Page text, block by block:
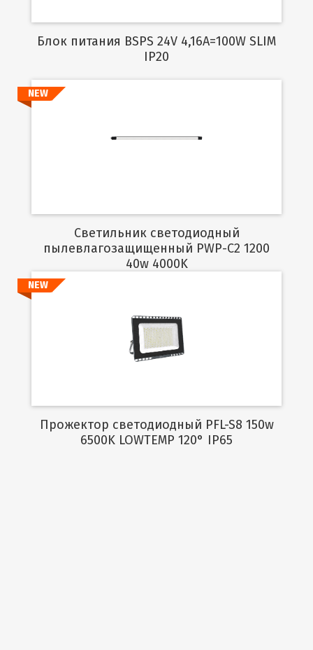
Блок питания BSPS 24V 4,16A=100W SLIM
IP20
NEW
Светильник светодиодный
пылевлагозащищенный PWP-C2 1200
40w 4000K
Подробнее
NEW
Прожектор светодиодный PFL-S8 150w
6500K LOWTEMP 120° IP65